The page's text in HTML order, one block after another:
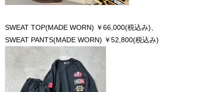
SWEAT TOP(MADE WORN) ￥66,000(税込み)、
SWEAT PANTS(MADE WORN) ￥52,800(税込み)